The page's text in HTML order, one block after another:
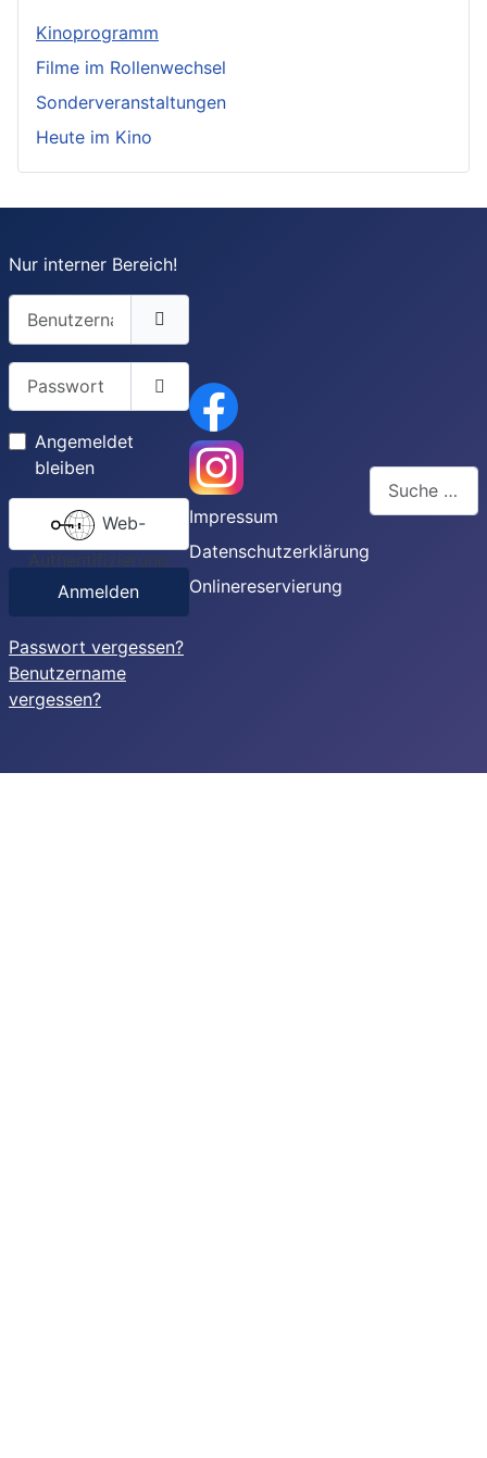
Kinoprogramm
Filme im Rollenwechsel
Sonderveranstaltungen
Heute im Kino
Nur interner Bereich!
Passwort
Passwort anzeigen
Angemeldet
bleiben
Web-
Authentifizierung
Anmelden
Passwort vergessen?
Benutzername
vergessen?
Impressum
Datenschutzerklärung
Onlinereservierung
Suchen